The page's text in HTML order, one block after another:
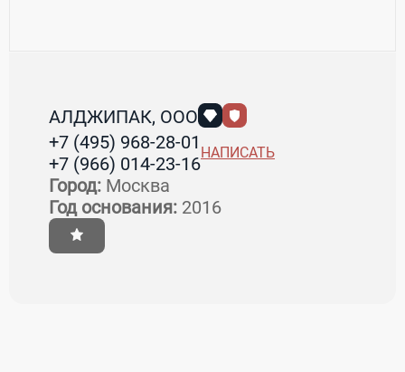
АЛДЖИПАК, ООО
+7 (495) 968-28-01
+7 (966) 014-23-16НАПИСАТЬ
Город: Москва
Год основания: 2016